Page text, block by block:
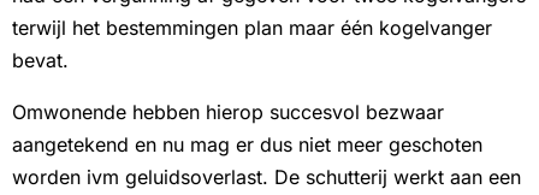
terwijl het bestemmingen plan maar één kogelvanger
bevat.
Omwonende hebben hierop succesvol bezwaar
aangetekend en nu mag er dus niet meer geschoten
worden ivm geluidsoverlast. De schutterij werkt aan een